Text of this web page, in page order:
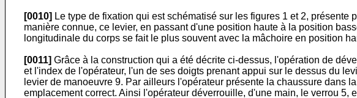
[0010] Le type de fixation qui est schématisé sur les figures 1 et 2,
manière connue, ce levier, en passant d'une position haute à la position
longitudinale du corps se fait le plus souvent avec la mâchoire en position
[0011] Grâce à la construction qui a été décrite ci-dessus, l'opération de
et l'index de l'opérateur, l'un de ses doigts prenant appui sur le dessus du
levier de manoeuvre 9. Par ailleurs l'opérateur présente la chaussure dans
emplacement correct. Ainsi l'opérateur déverrouille, d'une main, le verrou